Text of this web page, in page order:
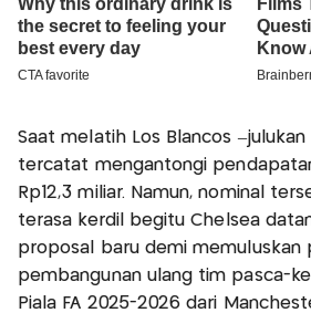
Saat melatih Los Blancos –julukan
tercatat mengantongi
Rp12,3 miliar. Namun, nominal
terasa kerdil begitu Chelsea
proposal baru demi memuluskan
pembangunan ulang tim pasca-
Piala FA 2025-2026 dari